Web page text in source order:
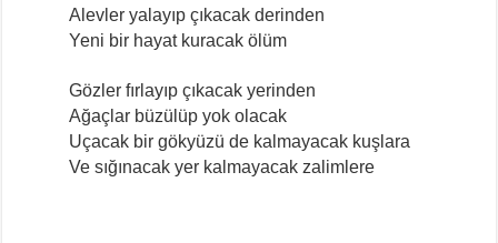
Alevler yalayıp çıkacak derinden
Yeni bir hayat kuracak ölüm
Gözler fırlayıp çıkacak yerinden
Ağaçlar büzülüp yok olacak
Uçacak bir gökyüzü de kalmayacak kuşlara
Ve sığınacak yer kalmayacak zalimlere